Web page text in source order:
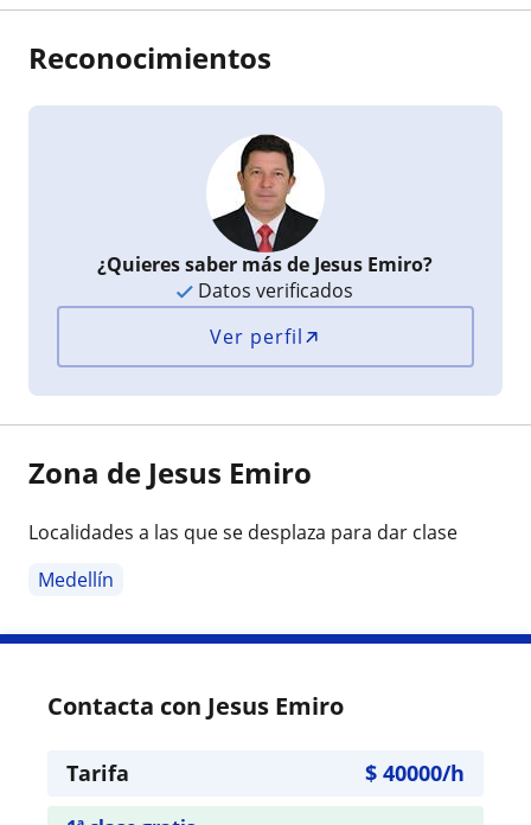
Reconocimientos
¿Quieres saber más de Jesus Emiro?
Datos verificados
Ver perfil
Zona de Jesus Emiro
Localidades a las que se desplaza para dar clase
Medellín
Contacta con Jesus Emiro
Tarifa $ 40000/h